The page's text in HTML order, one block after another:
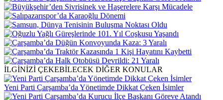
İLGİNİZİ ÇEKEBİLECEK DİĞER KONULAR
Yeni Parti Çarşamba’da Yönetimde Dikkat Çeken İsimler